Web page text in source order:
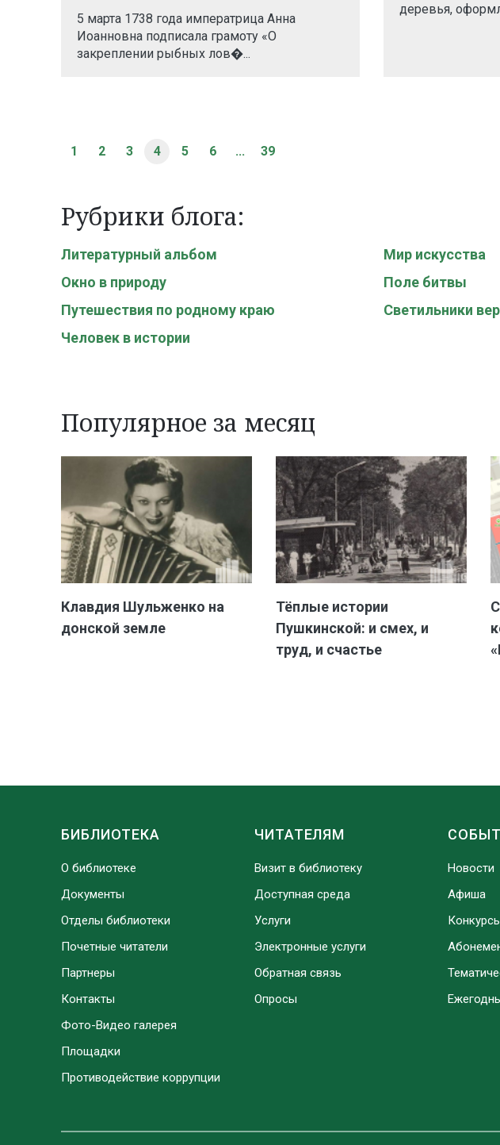
5 марта 1738 года императрица Анна
Иоанновна подписала грамоту «О
закреплении рыбных лов�...
деревья,
1 2 3 4 5 6 ... 39
Рубрики блога:
Литературный альбом
Мир искусства
Окно в природу
Поле битвы
Путешествия по родному краю
Светильники
Человек в истории
Популярное за месяц
Клавдия Шульженко на
донской земле
Тёплые истории
Пушкинской: и смех, и
труд, и счастье
БИБЛИОТЕКА
О библиотеке
Документы
Отделы библиотеки
Почетные читатели
Партнеры
Контакты
Фото-Видео галерея
Площадки
Противодействие коррупции
ЧИТАТЕЛЯМ
Визит в библиотеку
Доступная среда
Услуги
Электронные услуги
Обратная связь
Опросы
Новости
Афиша